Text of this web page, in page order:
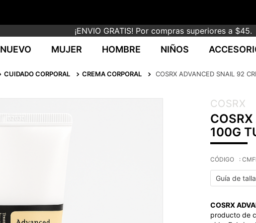
¡ENVIO GRATIS! Por compras superiores a $45.
NUEVO MUJER HOMBRE NIÑOS
CUIDADO CORPORAL CREMA CORPORAL COSRX ADVANCED SNAIL 92
COSRX
100G
:
Guía de
COSRX
producto de